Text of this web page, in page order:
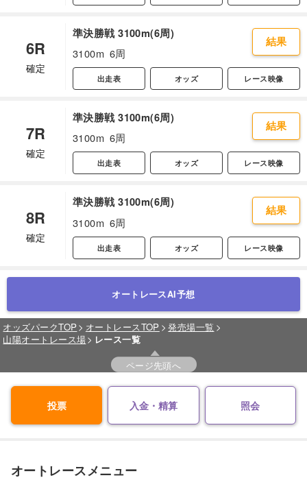
6R
確定
準決勝戦 3100m(6周)
3100m 6周
結果
出走表 オッズ レース映像
7R
確定
準決勝戦 3100m(6周)
3100m 6周
結果
出走表 オッズ レース映像
8R
確定
準決勝戦 3100m(6周)
3100m 6周
結果
出走表 オッズ レース映像
オートレースAI予想
オッズパークTOP オートレースTOP
発売場一覧
山陽オートレース場
レース一覧
ページ先頭へ
投票 入金・精算 照会
オートレースメニュー